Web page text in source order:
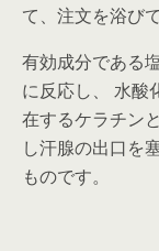
て、注文を浴び
有効成分である
に反応し、 水酸
在するケラチン
し汗腺の出口を
ものです。